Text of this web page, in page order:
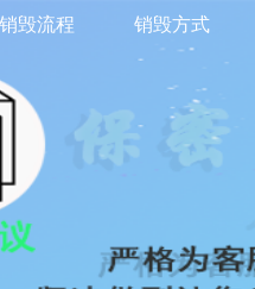
销毁流程 销毁方式